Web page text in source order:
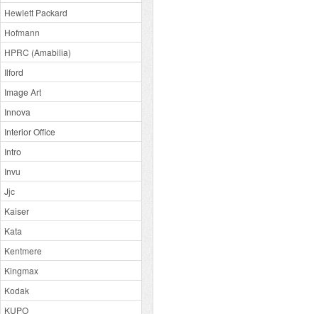
Hewlett Packard
Hofmann
HPRC (Amabilia)
Ilford
Image Art
Innova
Interior Office
Intro
Invu
Jjc
Kaiser
Kata
Kentmere
Kingmax
Kodak
KUPO